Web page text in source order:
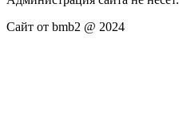
Сайт от bmb2 @ 2024